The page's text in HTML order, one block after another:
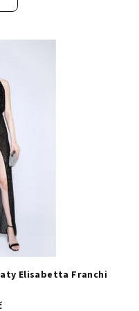
Elisabetta Franchi